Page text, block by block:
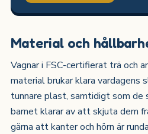
Material och
Vagnar i FSC-certifierat trä och
material brukar klara vardagens
tunnare plast, samtidigt som
barnet klarar av att skjuta dem
gärna att kanter och hörn är